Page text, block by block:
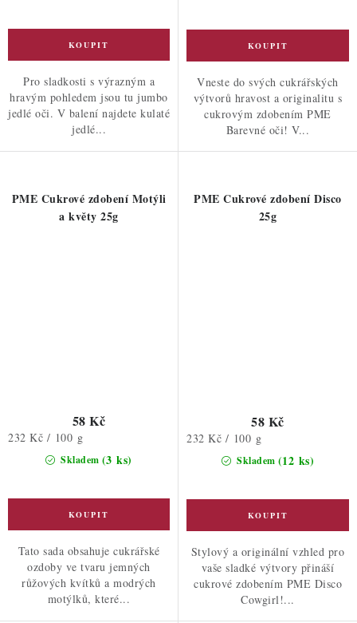
Pro sladkosti s výrazným a
hravým pohledem jsou tu jumbo
jedlé oči. V balení najdete kulaté
jedlé...
Vneste do svých cukrářských
výtvorů hravost a originalitu s
cukrovým zdobením PME
Barevné oči! V...
PME Cukrové zdobení Motýli
a květy 25g
Skladem (3 ks)
58 Kč
Měrná
232 Kč / 100 g
Tato sada obsahuje cukrářské
ozdoby ve tvaru jemných
růžových kvítků a modrých
motýlků, které...
PME Cukrové zdobení Disco
25g
Skladem (12 ks)
58 Kč
Měrná
232 Kč / 100 g
Stylový a originální vzhled pro
vaše sladké výtvory přináší
cukrové zdobením PME Disco
Cowgirl!...